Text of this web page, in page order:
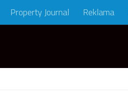
Property Journal Reklama